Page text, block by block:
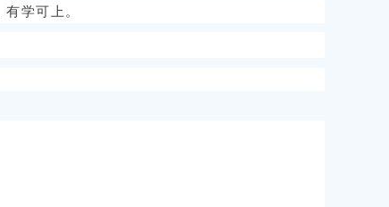
学可上。